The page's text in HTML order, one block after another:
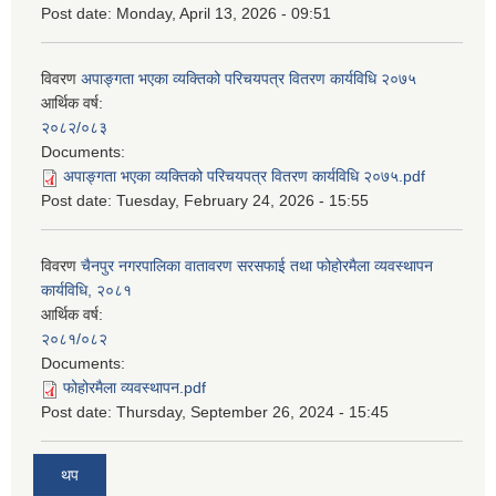
Post date: Monday, April 13, 2026 - 09:51
विवरण अपाङ्गता भएका व्यक्तिको परिचयपत्र वितरण कार्यविधि २०७५
आर्थिक वर्ष:
२०८२/०८३
Documents:
अपाङ्गता भएका व्यक्तिको परिचयपत्र वितरण कार्यविधि २०७५.pdf
Post date: Tuesday, February 24, 2026 - 15:55
विवरण चैनपुर नगरपालिका वातावरण सरसफाई तथा फोहोरमैला व्यवस्थापन
कार्यविधि, २०८१
आर्थिक वर्ष:
२०८१/०८२
Documents:
फोहोरमैला व्यवस्थापन.pdf
Post date: Thursday, September 26, 2024 - 15:45
थप